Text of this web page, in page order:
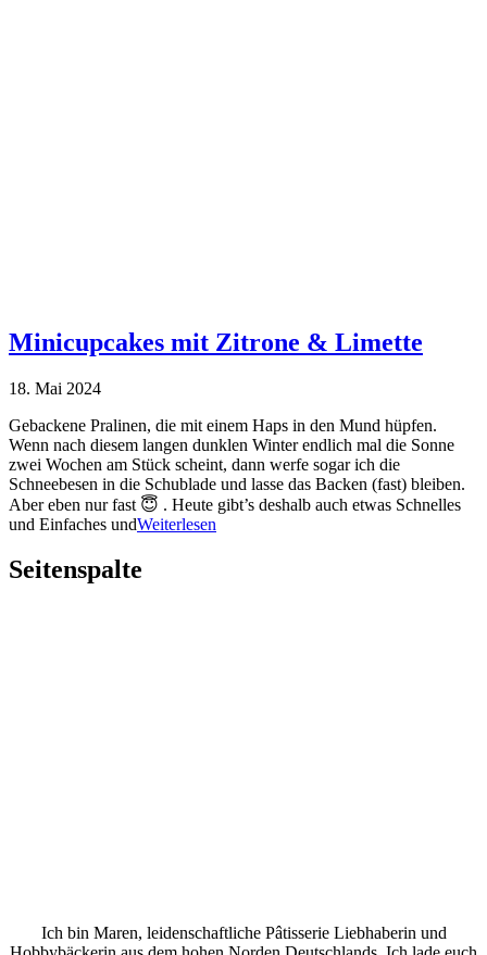
Minicupcakes mit Zitrone & Limette
18. Mai 2024
Gebackene Pralinen, die mit einem Haps in den Mund hüpfen.
Wenn nach diesem langen dunklen Winter endlich mal die Sonne
zwei Wochen am Stück scheint, dann werfe sogar ich die
Schneebesen in die Schublade und lasse das Backen (fast) bleiben.
Aber eben nur fast 😇 . Heute gibt’s deshalb auch etwas Schnelles
und Einfaches undWeiterlesen
Seitenspalte
Ich bin Maren, leidenschaftliche Pâtisserie Liebhaberin und